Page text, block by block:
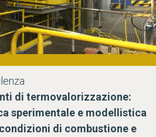
di termovalorizzazione:
sperimentale e modellistica
di combustione e